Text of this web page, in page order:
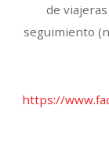
de
seguimiento
https://